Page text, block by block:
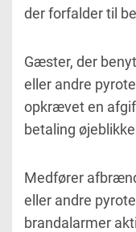
der forfalder til
Gæster, der
eller andre
opkrævet en
betaling
Medfører
eller andre
brandalarmer